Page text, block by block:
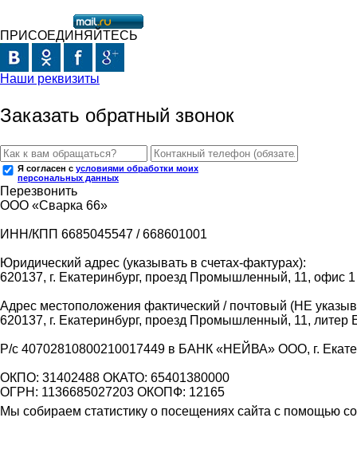
ПРИСОЕДИНЯЙТЕСЬ
Наши реквизиты
Заказать обратный звонок
Я согласен с условиями обработки моих
персональных данных
Перезвонить
ООО «Сварка 66»
ИНН/КПП 6685045547 / 668601001
Юридический адрес (указывать в счетах-фактурах):
620137, г. Екатеринбург, проезд Промышленный, 11, офис 1
Адрес местоположения фактический / почтовый (НЕ
620137, г. Екатеринбург, проезд Промышленный, 11, литер
Р/с 40702810800210017449 в БАНК «НЕЙВА» ООО, г.
ОКПО: 31402488 ОКАТО: 65401380000
ОГРН: 1136685027203 ОКОПФ: 12165
Мы собираем статистику о посещениях сайта с помощью